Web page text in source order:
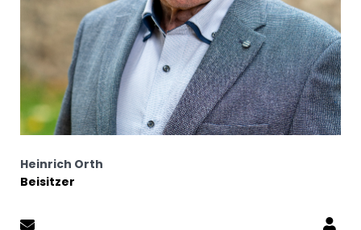
Heinrich Orth
Beisitzer